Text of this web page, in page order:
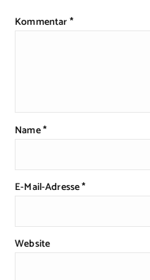
Kommentar*
Name*
E-Mail-Adresse*
Website